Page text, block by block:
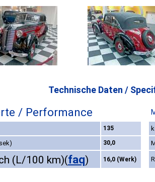
Technische Daten /
/ Performance
135
30,0
(L/100 km)(faq) 16,0 (Werk)